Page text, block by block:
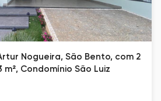
Nogueira, São Bento, com 2
m², Condomínio São Luiz